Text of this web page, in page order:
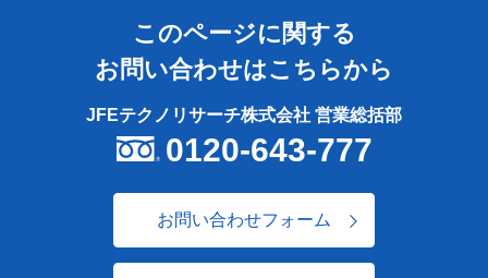
このページに関する
お問い合わせはこちらから
JFEテクノリサーチ株式会社 営業総括部
0120-643-777
お問い合わせフォーム